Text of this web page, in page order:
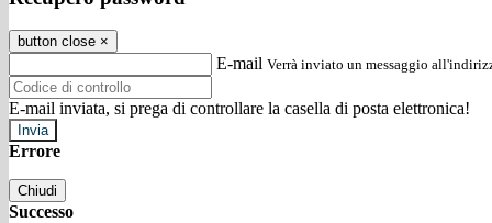
button close ×
E-mail Verrà inviato un messaggio
E-mail inviata, si prega di controllare la casella di posta elettronica!
Errore
Chiudi
Successo